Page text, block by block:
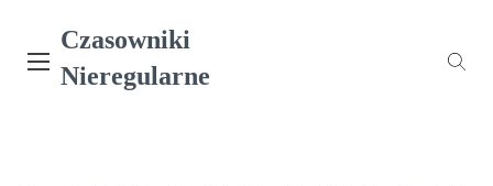
content
Czasowniki
Nieregularne